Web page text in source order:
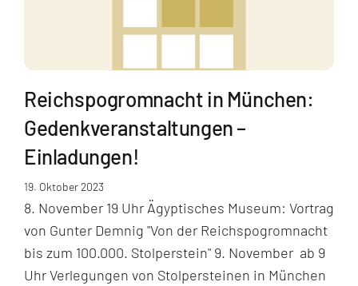
Reichspogromnacht in München:
Gedenkveranstaltungen –
Einladungen!
19. Oktober 2023
8. November 19 Uhr Ägyptisches Museum: Vortrag
von Gunter Demnig "Von der Reichspogromnacht
bis zum 100.000. Stolperstein" 9. November ab 9
Uhr Verlegungen von Stolpersteinen in München